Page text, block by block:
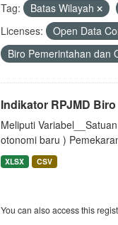
Tag: Batas Wilayah
Licenses:
Open Data
Biro Pemerintahan dan
Indikator RPJMD
Meliputi
otonomi baru )
XLSX CSV
You can also access this